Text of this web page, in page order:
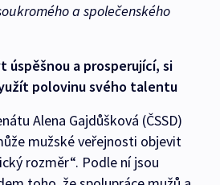
a společenského
úspěšnou a prosperující, si
polovinu svého talentu
Alena Gajdůšková (ČSSD)
mužské veřejnosti objevit
rozměr“. Podle ní jsou